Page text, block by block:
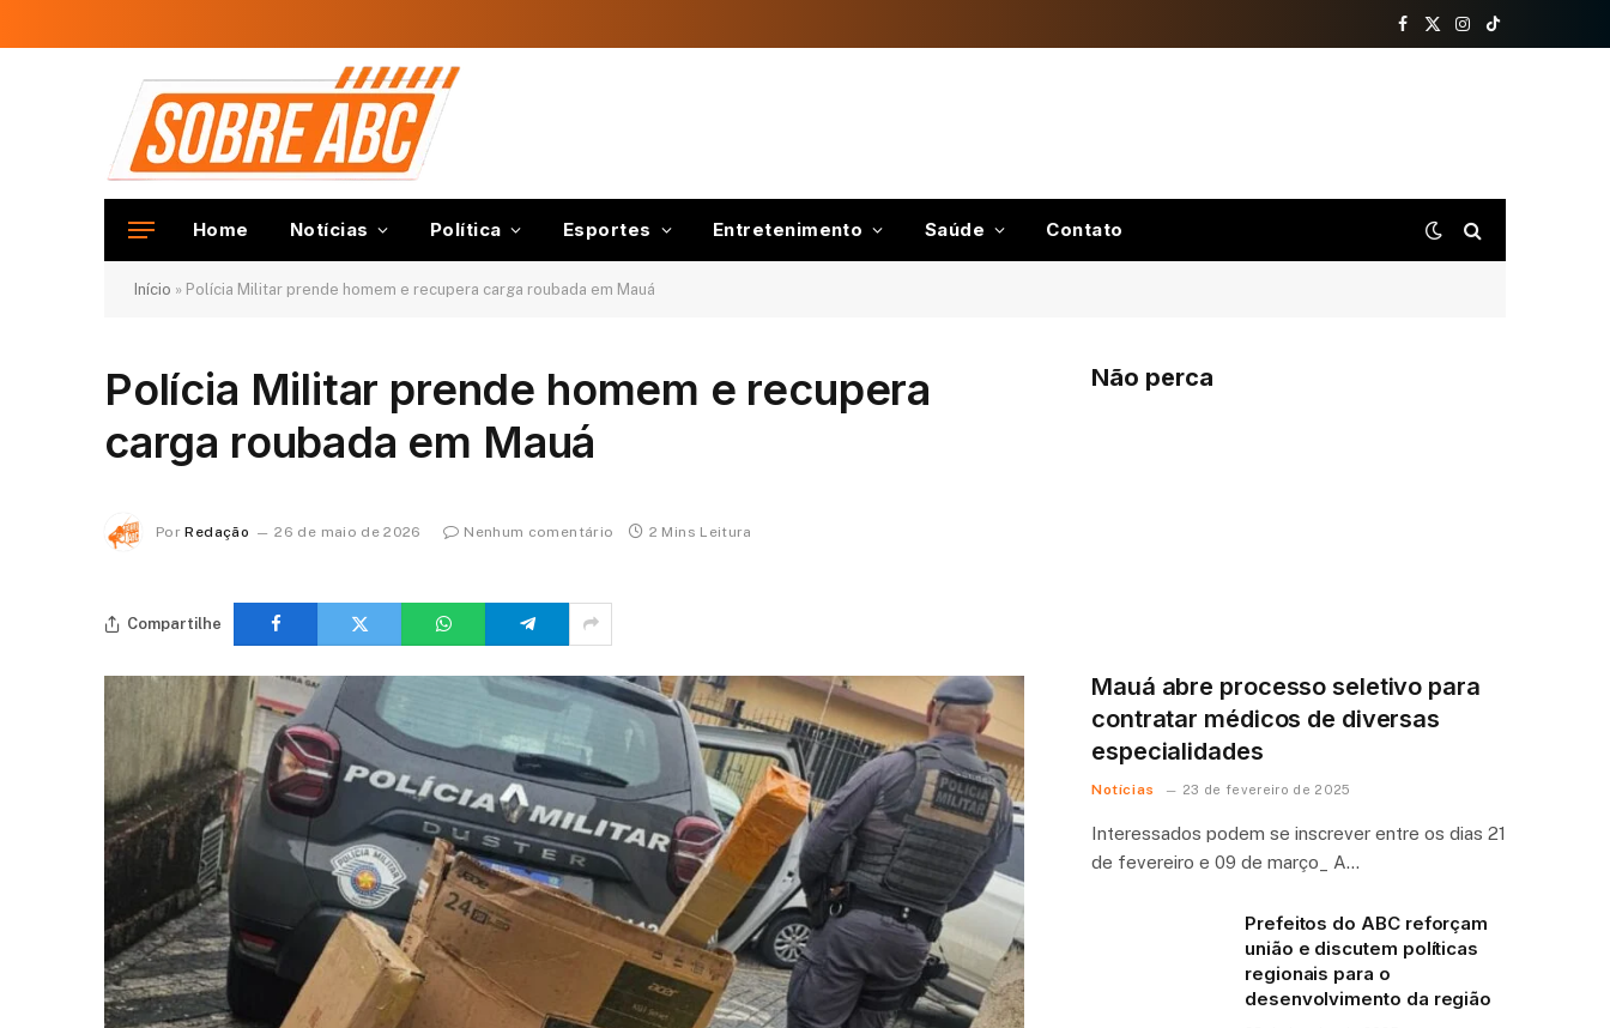
Facebook
X
Instagram
TikTok
Home Notícias Política Esportes Entretenimento Saúde Contato
Início » Polícia Militar prende homem e recupera carga roubada em Mauá
Polícia Militar prende homem e recupera
carga roubada em Mauá
Por Redação 26 de maio de 2026 Nenhum comentário 2 Mins Leitura
Compartilhe
Não perca
Mauá abre processo seletivo para
contratar médicos de diversas
especialidades
Notícias 23 de fevereiro de 2025
Interessados podem se inscrever entre os dias 21
de fevereiro e 09 de março_ A…
Prefeitos do ABC reforçam
união e discutem políticas
regionais para o
desenvolvimento da região